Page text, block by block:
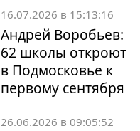
16.07.2026 в 15:13:16
Андрей Воробьев:
62 школы откроют
в Подмосковье к
первому сентября
26.06.2026 в 09:05:52